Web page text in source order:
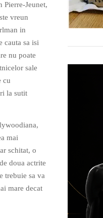
Pierre-Jeunet,
vreun
in
cauta sa isi
nu poate
sale
cu
la sutit
mai
schitat, o
doua actrite
trebuie sa va
mare decat